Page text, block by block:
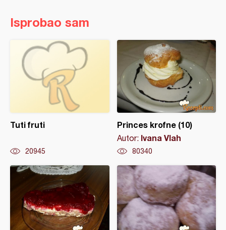
Isprobao sam
Tuti fruti
20945
Princes krofne (10)
Autor: Ivana Vlah
80340